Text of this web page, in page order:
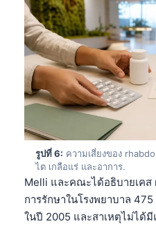
รูปที่ 6: ความเสี่ยงของ
ไต เกลือแร่ และอาการ.
Melli และคณะได้อธิบายเคส
การรักษาในโรงพยาบาล
ในปี 2005 และสาเหตุไม่ได้